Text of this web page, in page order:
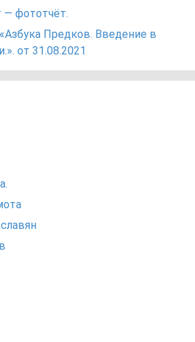
— фототчёт.
Предков. Введение в
от 31.08.2021